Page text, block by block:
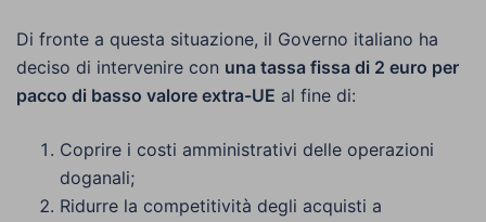
Di fronte a questa situazione, il Governo italiano ha
deciso di intervenire con una tassa fissa di 2 euro per
pacco di basso valore extra-UE al fine di:
Coprire i costi amministrativi delle operazioni
doganali;
Ridurre la competitività degli acquisti a